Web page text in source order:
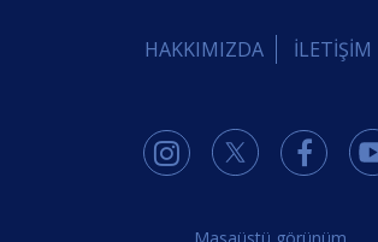
HAKKIMIZDA İLETİŞİM
Masaüstü görünüm